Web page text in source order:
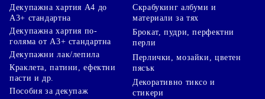
Декупажна хартия А4 до
А3+ стандартна
Декупажна хартия по-
голяма от А3+ стандартна
Декупажни лак/лепила
Краклета, патини, ефектни
пасти и др.
Пособия за декупаж
Скрабукинг албуми и
материали за тях
Брокат, пудри, перфектни
перли
Перлички, мозайки, цветен
пясък
Декоративно тиксо и
стикери